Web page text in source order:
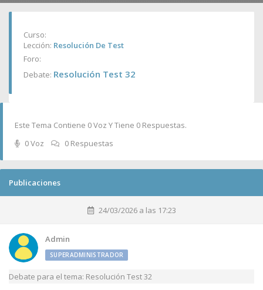
Curso:
Lección: Resolución De Test
Foro:
Debate: Resolución Test 32
Este Tema Contiene 0 Voz Y Tiene 0 Respuestas.
0 Voz
0 Respuestas
Publicaciones
24/03/2026 a las 17:23
Admin
SUPERADMINISTRADOR
Debate para el tema: Resolución Test 32